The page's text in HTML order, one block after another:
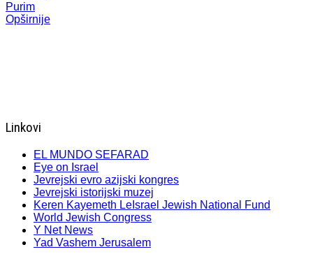
Purim
Opširnije
Linkovi
EL MUNDO SEFARAD
Eye on Israel
Jevrejski evro azijski kongres
Jevrejski istorijski muzej
Keren Kayemeth LeIsrael Jewish National Fund
World Jewish Congress
Y Net News
Yad Vashem Jerusalem